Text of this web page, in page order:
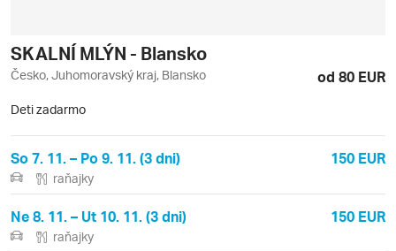
SKALNÍ MLÝN - Blansko
Česko, Juhomoravský kraj, Blansko od 80 EUR
Deti zadarmo
So 7. 11. – Po 9. 11. (3 dni) 150 EUR
raňajky
Ne 8. 11. – Ut 10. 11. (3 dni) 150 EUR
raňajky